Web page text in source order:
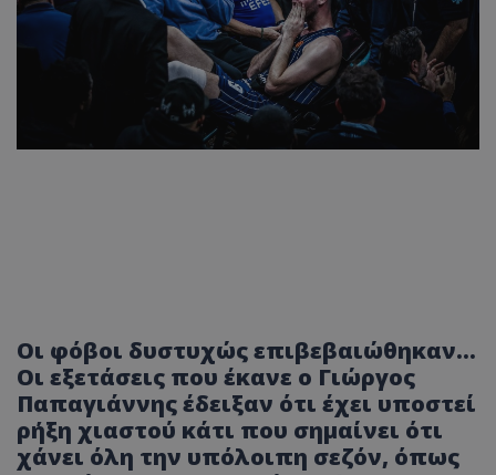
Οι φόβοι δυστυχώς επιβεβαιώθηκαν...
Οι εξετάσεις που έκανε ο Γιώργος
Παπαγιάννης έδειξαν ότι έχει υποστεί
ρήξη χιαστού κάτι που σημαίνει ότι
χάνει όλη την υπόλοιπη σεζόν, όπως